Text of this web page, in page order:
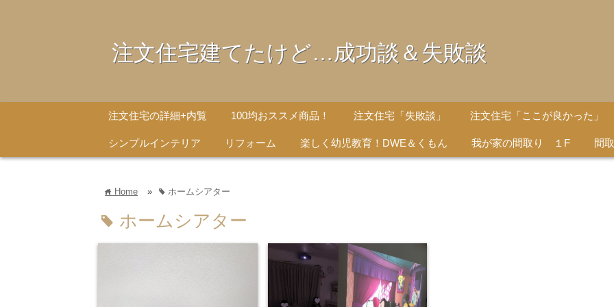
注文住宅建てたけど…成功談＆失敗談
注文住宅の詳細+内覧 100均おススメ商品！ 注文住宅「失敗談」 注文住宅「ここが良かった」
シンプルインテリア リフォーム 楽しく幼児教育！DWE＆くもん 我が家の間取り １F 間
home Home » tag ホームシアター
tag ホームシアター